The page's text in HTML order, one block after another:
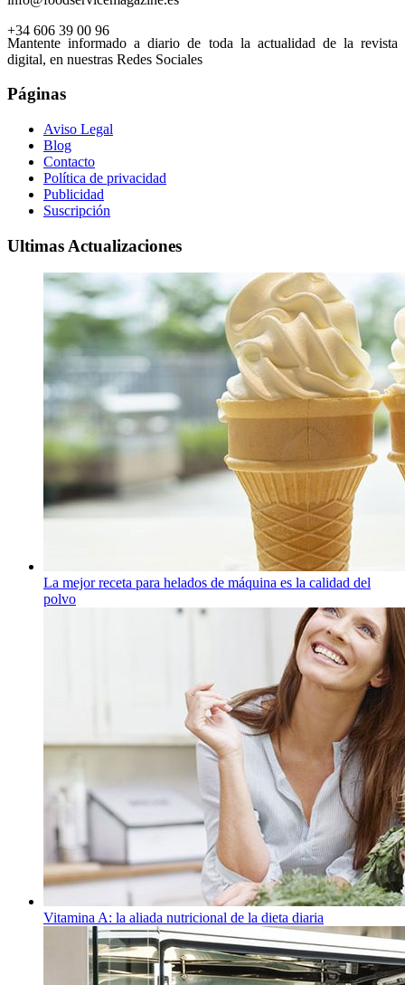
+34 606 39 00 96
Mantente informado a diario de toda la actualidad de la revista
digital, en nuestras Redes Sociales
Páginas
Aviso Legal
Blog
Contacto
Política de privacidad
Publicidad
Suscripción
Ultimas Actualizaciones
La mejor receta para helados de máquina es la calidad del
polvo
Vitamina A: la aliada nutricional de la dieta diaria